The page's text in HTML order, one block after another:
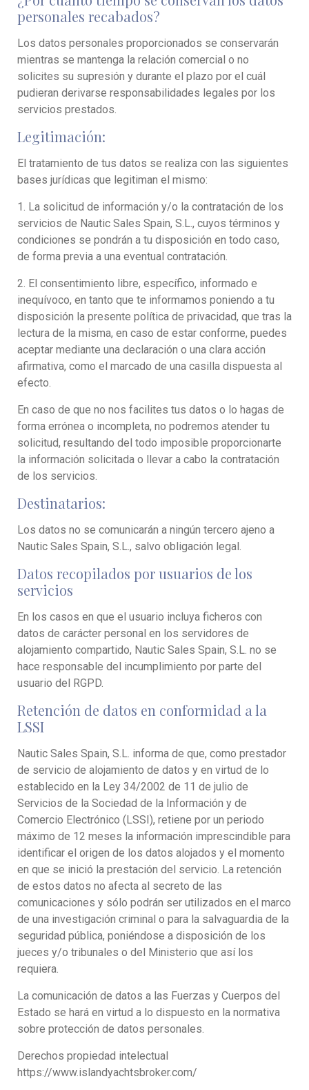
personales recabados?
Los datos personales proporcionados se conservarán
mientras se mantenga la relación comercial o no
solicites su supresión y durante el plazo por el cuál
pudieran derivarse responsabilidades legales por los
servicios prestados.
Legitimación:
El tratamiento de tus datos se realiza con las siguientes
bases jurídicas que legitiman el mismo:
1. La solicitud de información y/o la contratación de los
servicios de Nautic Sales Spain, S.L., cuyos términos y
condiciones se pondrán a tu disposición en todo caso,
de forma previa a una eventual contratación.
2. El consentimiento libre, específico, informado e
inequívoco, en tanto que te informamos poniendo a tu
disposición la presente política de privacidad, que tras la
lectura de la misma, en caso de estar conforme, puedes
aceptar mediante una declaración o una clara acción
afirmativa, como el marcado de una casilla dispuesta al
efecto.
En caso de que no nos facilites tus datos o lo hagas de
forma errónea o incompleta, no podremos atender tu
solicitud, resultando del todo imposible proporcionarte
la información solicitada o llevar a cabo la contratación
de los servicios.
Destinatarios:
Los datos no se comunicarán a ningún tercero ajeno a
Nautic Sales Spain, S.L., salvo obligación legal.
Datos recopilados por usuarios de los
servicios
En los casos en que el usuario incluya ficheros con
datos de carácter personal en los servidores de
alojamiento compartido, Nautic Sales Spain, S.L. no se
hace responsable del incumplimiento por parte del
usuario del RGPD.
Retención de datos en conformidad a la
LSSI
Nautic Sales Spain, S.L. informa de que, como prestador
de servicio de alojamiento de datos y en virtud de lo
establecido en la Ley 34/2002 de 11 de julio de
Servicios de la Sociedad de la Información y de
Comercio Electrónico (LSSI), retiene por un periodo
máximo de 12 meses la información imprescindible para
identificar el origen de los datos alojados y el momento
en que se inició la prestación del servicio. La retención
de estos datos no afecta al secreto de las
comunicaciones y sólo podrán ser utilizados en el marco
de una investigación criminal o para la salvaguardia de la
seguridad pública, poniéndose a disposición de los
jueces y/o tribunales o del Ministerio que así los
requiera.
La comunicación de datos a las Fuerzas y Cuerpos del
Estado se hará en virtud a lo dispuesto en la normativa
sobre protección de datos personales.
Derechos propiedad intelectual
https://www.islandyachtsbroker.com/